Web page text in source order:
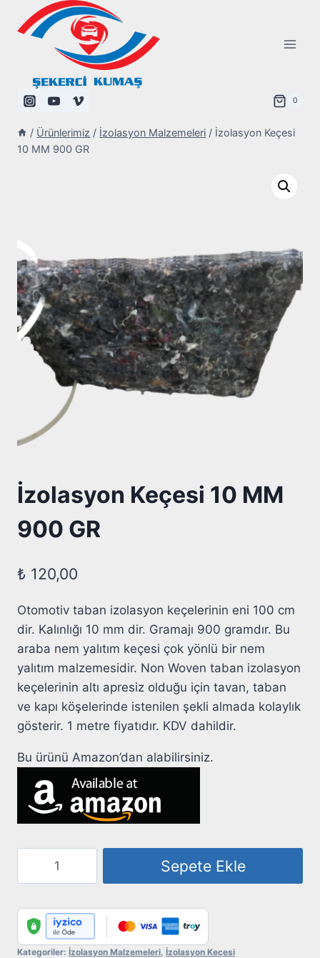
0
/ Ürünlerimiz / İzolasyon Malzemeleri / İzolasyon Keçesi
10 MM 900 GR
İzolasyon Keçesi 10 MM
900 GR
₺ 120,00
Otomotiv taban izolasyon keçelerinin eni 100 cm
dir. Kalınlığı 10 mm dir. Gramajı 900 gramdır. Bu
araba nem yalıtım keçesi çok yönlü bir nem
yalıtım malzemesidir. Non Woven taban izolasyon
keçelerinin altı apresiz olduğu için tavan, taban
ve kapı köşelerinde istenilen şekli almada kolaylık
gösterir. 1 metre fiyatıdır. KDV dahildir.
Bu ürünü Amazon’dan alabilirsiniz.
MM
900
GR
Sepete Ekle
Kategoriler: İzolasyon Malzemeleri İzolasyon Keçesi